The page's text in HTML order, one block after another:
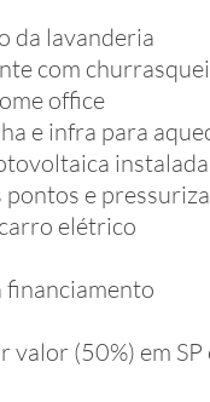
da lavanderia
com
office
e infra para
instalada
e
elétrico
financiamento
valor (50%) em SP